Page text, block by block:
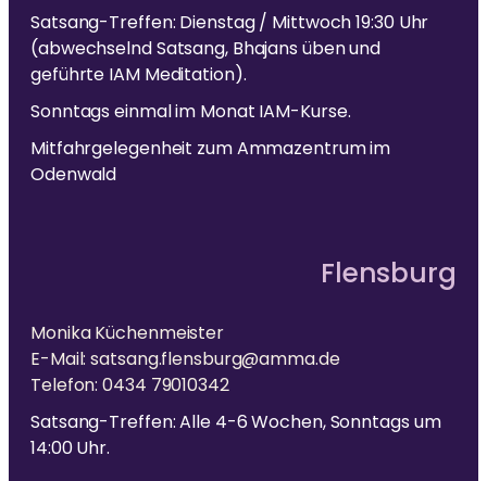
Satsang-Treffen: Dienstag / Mittwoch 19:30 Uhr
(abwechselnd Satsang, Bhajans üben und
geführte IAM Meditation).
Sonntags einmal im Monat IAM-Kurse.
Mitfahrgelegenheit zum Ammazentrum im
Odenwald
Flensburg
Monika Küchenmeister
E-Mail: satsang.flensburg@amma.de
Telefon: 0434 79010342
Satsang-Treffen: Alle 4-6 Wochen, Sonntags um
14:00 Uhr.